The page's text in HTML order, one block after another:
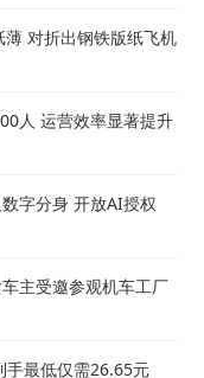
对折出钢铁版纸飞机
人 运营效率显著提升
字分身 开放AI授权
主受邀参观机车工厂
手最低仅需26.65元